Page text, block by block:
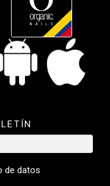
de datos